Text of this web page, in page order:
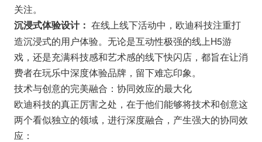
关注。
沉浸式体验设计： 在线上线下活动中，欧迪科技注重打
造沉浸式的用户体验。无论是互动性极强的线上H5游
戏，还是充满科技感和艺术感的线下快闪店，都旨在让消
费者在玩乐中深度体验品牌，留下难忘印象。
技术与创意的完美融合：协同效应的最大化
欧迪科技的真正厉害之处，在于他们能够将技术和创意这
两个看似独立的领域，进行深度融合，产生强大的协同效
应：